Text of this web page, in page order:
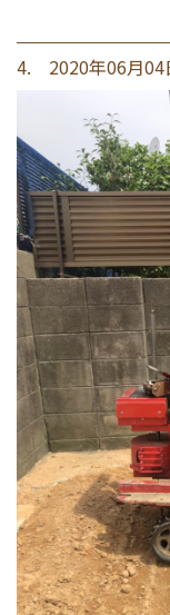
4. 2020年06月04